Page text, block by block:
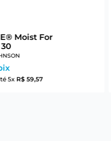
Moist For
5x R$ 59,57